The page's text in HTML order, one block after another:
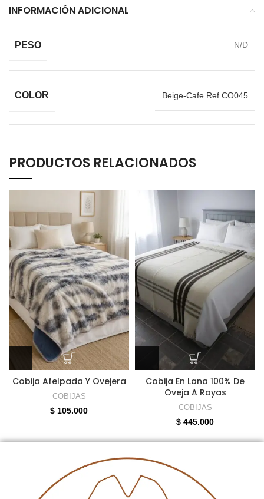
INFORMACIÓN ADICIONAL
PESO N/D
COLOR Beige-Cafe Ref CO045
PRODUCTOS RELACIONADOS
Cobija Afelpada Y Ovejera
COBIJAS
$ 105.000
Cobija En Lana 100% De
Oveja A Rayas
COBIJAS
$ 445.000